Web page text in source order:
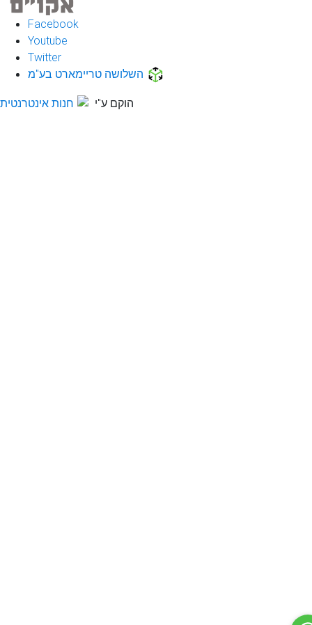
Facebook
Youtube
Twitter
השלושה טריימארט בע"מ
הוקם ע"י חנות אינטרנטית